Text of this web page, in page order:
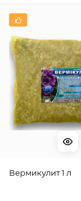
Вермикулит 1 л